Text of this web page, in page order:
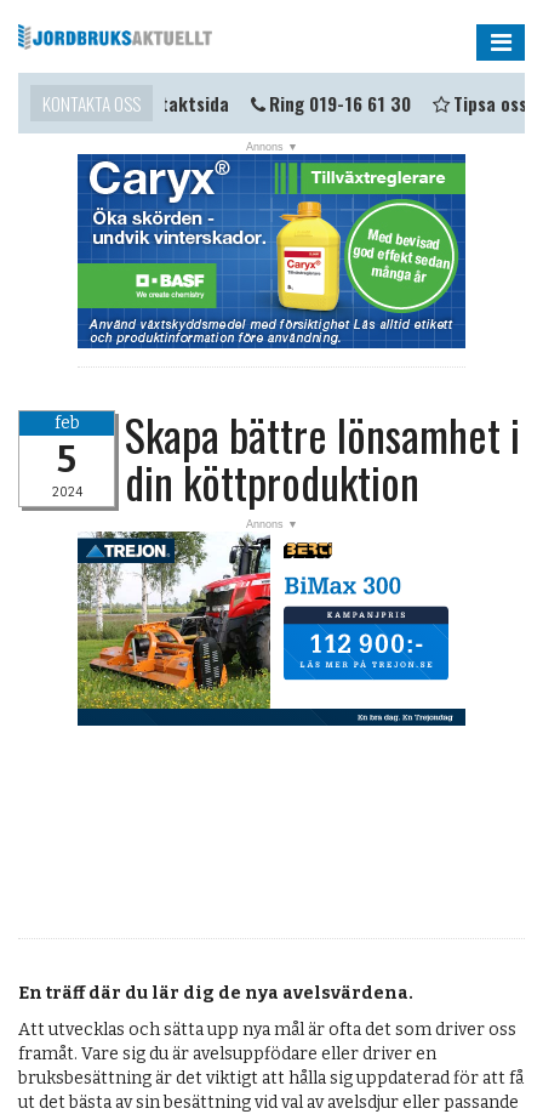
KONTAKTA OSS
i kontakt? Kontaktsida Ring 019-16 61 30 Tipsa oss
feb
5
2024
Skapa bättre lönsamhet i
din köttproduktion
En träff där du lär dig de nya avelsvärdena.
Att utvecklas och sätta upp nya mål är ofta det som driver oss
framåt. Vare sig du är avelsuppfödare eller driver en
bruksbesättning är det viktigt att hålla sig uppdaterad för att få
ut det bästa av sin besättning vid val av avelsdjur eller passande